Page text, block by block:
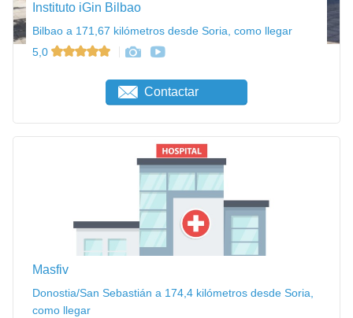
Instituto iGin Bilbao
Bilbao a 171,67 kilómetros desde Soria, como llegar
5,0
Contactar
Masfiv
Donostia/San Sebastián a 174,4 kilómetros desde Soria,
como llegar